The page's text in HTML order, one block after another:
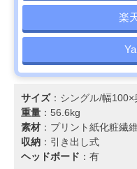
楽
サイズ：シングル/幅
重量 ：56.6kg
素材 ：プリント紙化粧繊
収納 ：引き出し式
ヘッドボード ：有